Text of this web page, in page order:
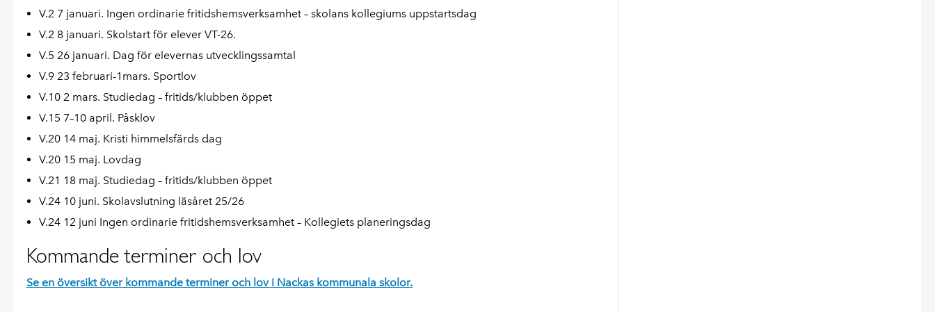
V.2 7 januari. Ingen ordinarie fritidshemsverksamhet – skolans kollegiums uppstartsdag
V.2 8 januari. Skolstart för elever VT-26.
V.5 26 januari. Dag för elevernas utvecklingssamtal
V.9 23 februari-1mars. Sportlov
V.10 2 mars. Studiedag – fritids/klubben öppet
V.15 7–10 april. Påsklov
V.20 14 maj. Kristi himmelsfärds dag
V.20 15 maj. Lovdag
V.21 18 maj. Studiedag – fritids/klubben öppet
V.24 10 juni. Skolavslutning läsåret 25/26
V.24 12 juni Ingen ordinarie fritidshemsverksamhet – Kollegiets planeringsdag
Kommande terminer och lov
Se en översikt över kommande terminer och lov i Nackas kommunala skolor.